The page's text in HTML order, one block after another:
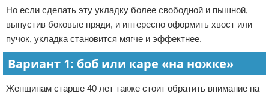
Но если сделать эту укладку более свободной и пышной,
выпустив боковые пряди, и интересно оформить хвост или
пучок, укладка становится мягче и эффектнее.
Вариант 1: боб или каре «на ножке»
Женщинам старше 40 лет также стоит обратить внимание на